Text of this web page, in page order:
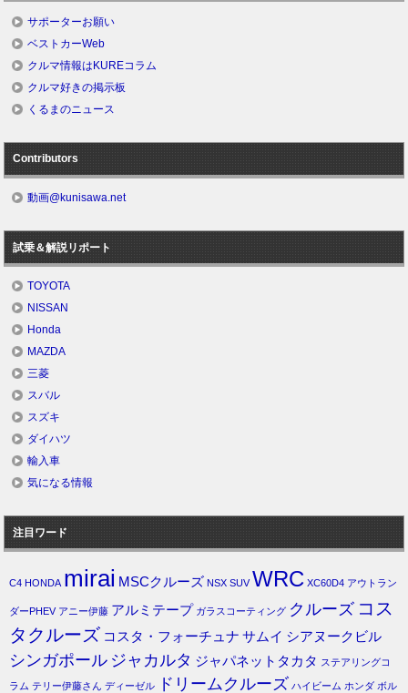
サポーターお願い
ベストカーWeb
クルマ情報はKUREコラム
クルマ好きの掲示板
くるまのニュース
Contributors
動画@kunisawa.net
試乗＆解説リポート
TOYOTA
NISSAN
Honda
MAZDA
三菱
スバル
スズキ
ダイハツ
輸入車
気になる情報
注目ワード
C4 HONDA mirai MSCクルーズ NSX SUV WRC XC60D4 アウトラン
ダーPHEV アニー伊藤 アルミテープ ガラスコーティング クルーズ コス
タクルーズ コスタ・フォーチュナ サムイ シアヌークビル
シンガポール ジャカルタ ジャパネットタカタ ステアリングコ
ラム テリー伊藤さん ディーゼル ドリームクルーズ ハイビーム ホンダ ボル